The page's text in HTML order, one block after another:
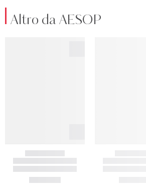
Altro da AESOP